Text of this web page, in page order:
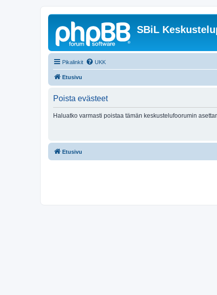
SBiL
Pikalinkit UKK
Etusivu
Poista evästeet
Haluatko varmasti poistaa tämän keskustelufoorumin
Etusivu